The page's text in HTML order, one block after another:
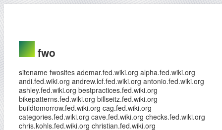
fwo
sitename fwosites ademar.fed.wiki.org alpha.fed.wiki.org
andi.fed.wiki.org andrew.lcf.fed.wiki.org antonio.fed.wiki.org
ashley.fed.wiki.org bestpractices.fed.wiki.org
bikepatterns.fed.wiki.org billseitz.fed.wiki.org
buildtomorrow.fed.wiki.org cag.fed.wiki.org
categories.fed.wiki.org cave.fed.wiki.org checks.fed.wiki.org
chris.kohls.fed.wiki.org christian.fed.wiki.org